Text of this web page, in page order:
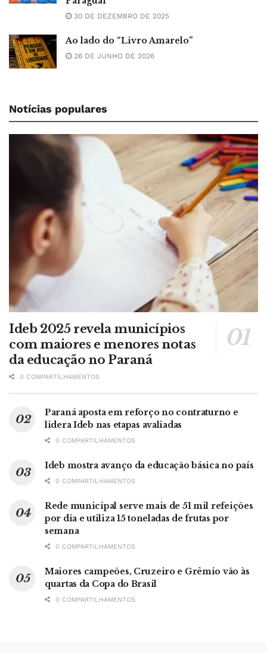
30 DE DEZEMBRO DE 2025
Ao lado do “Livro Amarelo”
26 DE JUNHO DE 2026
Notícias populares
Ideb 2025 revela municípios
com maiores e menores notas
da educação no Paraná
0 COMPARTILHAMENTOS
Paraná aposta em reforço no contraturno e
lidera Ideb nas etapas avaliadas
0 COMPARTILHAMENTOS
Ideb mostra avanço da educação básica no país
0 COMPARTILHAMENTOS
Rede municipal serve mais de 51 mil refeições
por dia e utiliza 15 toneladas de frutas por
semana
0 COMPARTILHAMENTOS
Maiores campeões, Cruzeiro e Grêmio vão às
quartas da Copa do Brasil
0 COMPARTILHAMENTOS